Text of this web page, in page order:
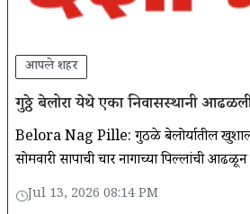
आपले शहर
गुठ्ठे बेलोरा येथे एका निवासस्थानी
Belora Nag Pille: गुठळे बेलोर्यातील
सोमवारी सापाची चार नागाच्या पिल्लांची
करण्यासाठी सर्पमित्री शिखरे यांनी चारीपिल्ला
Jul 13, 2026 08:14 PM